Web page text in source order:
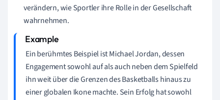
verändern, wie Sportler ihre Rolle in der Gesellschaft
wahrnehmen.
Ein berühmtes Beispiel ist Michael Jordan, dessen
Engagement sowohl auf als auch neben dem Spielfeld
ihn weit über die Grenzen des Basketballs hinaus zu
einer globalen Ikone machte. Sein Erfolg hat sowohl